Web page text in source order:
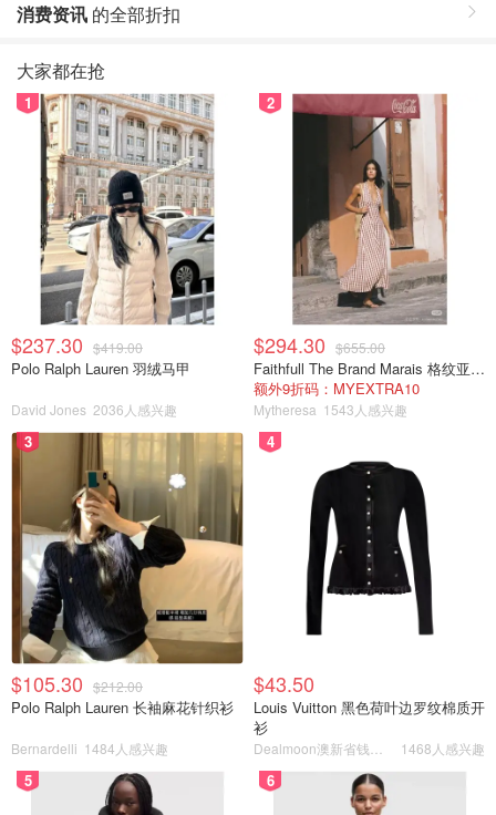
消费资讯 的全部折扣
大家都在抢
1
$237.30 $419.00
Polo Ralph Lauren 羽绒马甲
David Jones 2036人感兴趣
2
$294.30 $655.00
Faithfull The Brand Marais 格纹亚麻吊带中长连衣裙
额外9折码：MYEXTRA10
Mytheresa 1543人感兴趣
3
$105.30 $212.00
Polo Ralph Lauren 长袖麻花针织衫
Bernardelli 1484人感兴趣
4
$43.50
Louis Vuitton 黑色荷叶边罗纹棉质开
衫
1468人感兴趣
5 6